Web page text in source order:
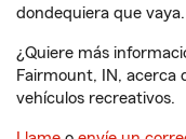
dondequiera que vaya.
¿Quiere más
Fairmount, IN, acerca
vehículos recreativos.